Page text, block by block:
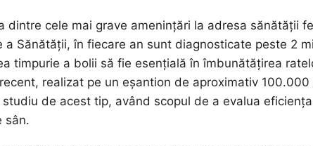
dintre cele mai grave amenințări la adresa sănătății
a Sănătății, în fiecare an sunt diagnosticate peste 2
timpurie a bolii să fie esențială în îmbunătățirea
realizat pe un eșantion de aproximativ
de acest tip, având scopul de a evalua
sân.